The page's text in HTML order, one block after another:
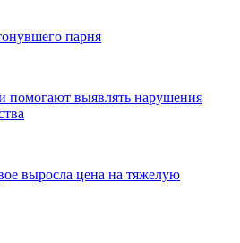
парня
помогают выявлять нарушения
выросла цена на тяжелую